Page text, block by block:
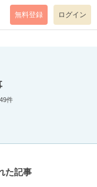
level=notice
無料登録 ログイン
件
た記事